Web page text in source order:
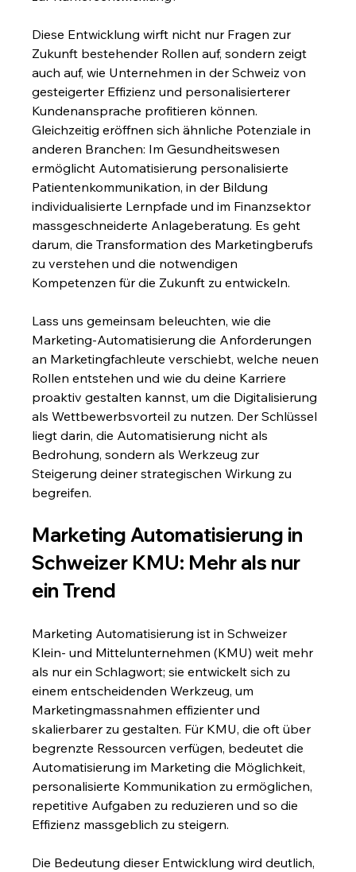
Diese Entwicklung wirft nicht nur Fragen zur
Zukunft bestehender Rollen auf, sondern zeigt
auch auf, wie Unternehmen in der Schweiz von
gesteigerter Effizienz und personalisierterer
Kundenansprache profitieren können.
Gleichzeitig eröffnen sich ähnliche Potenziale in
anderen Branchen: Im Gesundheitswesen
ermöglicht Automatisierung personalisierte
Patientenkommunikation, in der Bildung
individualisierte Lernpfade und im Finanzsektor
massgeschneiderte Anlageberatung. Es geht
darum, die Transformation des Marketingberufs
zu verstehen und die notwendigen
Kompetenzen für die Zukunft zu entwickeln.
Lass uns gemeinsam beleuchten, wie die
Marketing-Automatisierung die Anforderungen
an Marketingfachleute verschiebt, welche neuen
Rollen entstehen und wie du deine Karriere
proaktiv gestalten kannst, um die Digitalisierung
als Wettbewerbsvorteil zu nutzen. Der Schlüssel
liegt darin, die Automatisierung nicht als
Bedrohung, sondern als Werkzeug zur
Steigerung deiner strategischen Wirkung zu
begreifen.
Marketing Automatisierung in
Schweizer KMU: Mehr als nur
ein Trend
Marketing Automatisierung ist in Schweizer
Klein- und Mittelunternehmen (KMU) weit mehr
als nur ein Schlagwort; sie entwickelt sich zu
einem entscheidenden Werkzeug, um
Marketingmassnahmen effizienter und
skalierbarer zu gestalten. Für KMU, die oft über
begrenzte Ressourcen verfügen, bedeutet die
Automatisierung im Marketing die Möglichkeit,
personalisierte Kommunikation zu ermöglichen,
repetitive Aufgaben zu reduzieren und so die
Effizienz massgeblich zu steigern.
Die Bedeutung dieser Entwicklung wird deutlich,